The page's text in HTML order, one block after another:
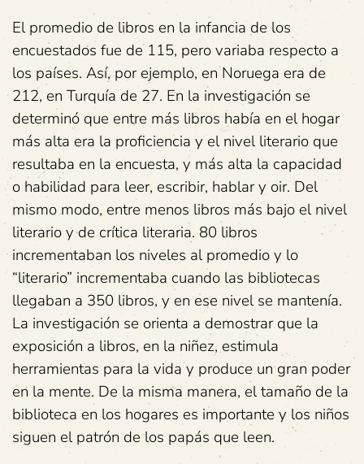
El promedio de libros en la infancia de los
encuestados fue de 115, pero variaba respecto a
los países. Así, por ejemplo, en Noruega era de
212, en Turquía de 27. En la investigación se
determinó que entre más libros había en el hogar
más alta era la proficiencia y el nivel literario que
resultaba en la encuesta, y más alta la capacidad
o habilidad para leer, escribir, hablar y oir. Del
mismo modo, entre menos libros más bajo el nivel
literario y de crítica literaria. 80 libros
incrementaban los niveles al promedio y lo
“literario” incrementaba cuando las bibliotecas
llegaban a 350 libros, y en ese nivel se mantenía.
La investigación se orienta a demostrar que la
exposición a libros, en la niñez, estimula
herramientas para la vida y produce un gran poder
en la mente. De la misma manera, el tamaño de la
biblioteca en los hogares es importante y los niños
siguen el patrón de los papás que leen.